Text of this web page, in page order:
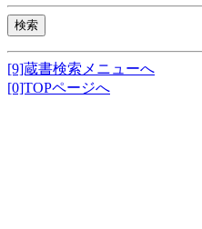
[9]蔵書検索メニューへ
[0]TOPページへ